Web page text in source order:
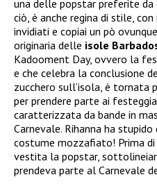
una delle popstar preferite da
ciò, è anche regina di stile,
invidiati e copiai un pò
originaria delle isole
Kadooment Day, ovvero la
e che celebra la conclusione
zucchero sull’isola, è tornata
per prendere parte ai
caratterizzata da bande in
Carnevale. Rihanna ha
costume mozzafiato! Prima di
vestita la popstar,
prendeva parte al Carnevale